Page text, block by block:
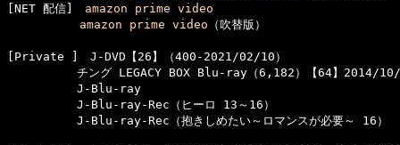
[NET 配信] amazon prime video
amazon prime video （吹替版）
[Private ]　J-DVD【26】（400-2021/02/10）
チング LEGACY BOX Blu-ray（6,182）【64】2014/10/
J-Blu-ray
J-Blu-ray-Rec（ヒーロ 13～16）
J-Blu-ray-Rec（抱きしめたい～ロマンスが必要～ 16）